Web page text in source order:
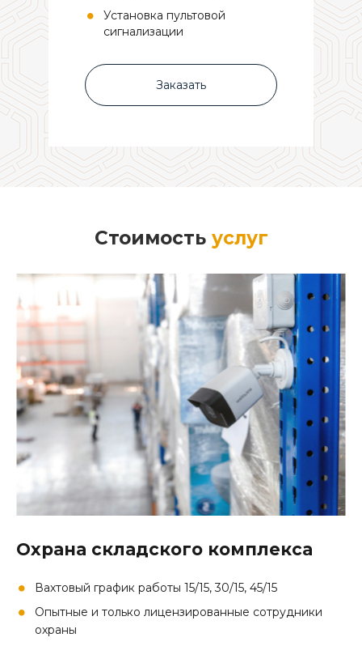
Установка пультовой
сигнализации
Заказать
Стоимость услуг
Охрана складского комплекса
Вахтовый график работы 15/15, 30/15, 45/15
Опытные и только лицензированные сотрудники
охраны